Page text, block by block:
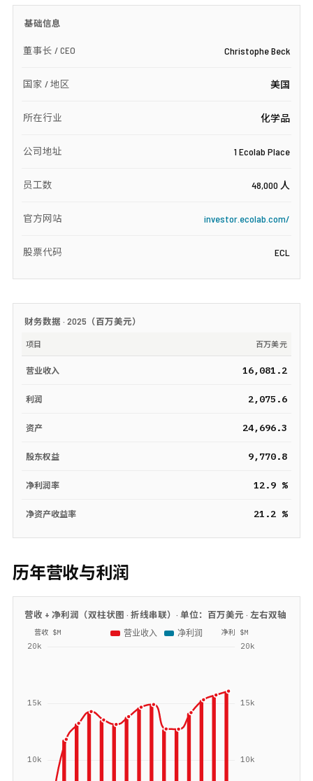
基础信息
董事长 / CEO Christophe Beck
国家 / 地区 美国
所在行业 化学品
公司地址 1 Ecolab Place
员工数 48,000 人
官方网站 investor.ecolab.com/
股票代码 ECL
财务数据 · 2025 （百万美元）
项目 百万美元
营业收入 16,081.2
利润 2,075.6
资产 24,696.3
股东权益 9,770.8
净利润率 12.9 %
净资产收益率 21.2 %
历年营收与利润
营收 + 净利润（双柱状图 · 折线串联）· 单位： 百万美元 · 左右双轴